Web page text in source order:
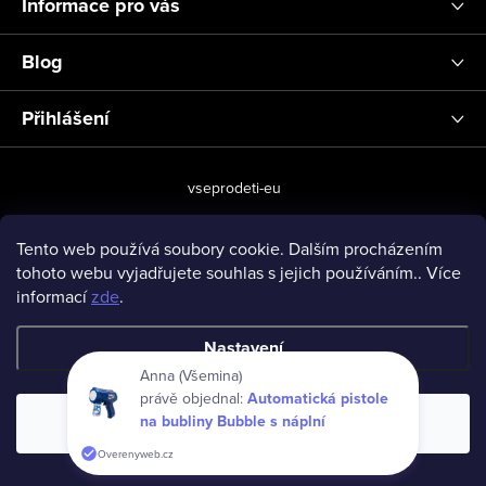
Tento web používá soubory cookie. Dalším procházením
tohoto webu vyjadřujete souhlas s jejich používáním.. Více
informacízde.
Nastavení
Souhlasím
Blog
Přihlášení
vseprodeti-eu
Copyright 2026www.vseprodeti.eu. Všechna práva vyhrazena.
Anna (Všemina)
právě objednal: Automatická pistole
na bubliny Bubble s náplní
Overenyweb.cz